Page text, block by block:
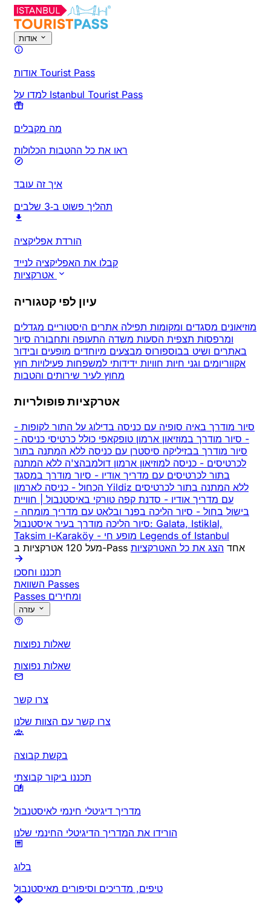
אודות
אודות Tourist Pass
למדו על Istanbul Tourist Pass
מה מקבלים
ראו את כל ההטבות הכלולות
איך זה עובד
תהליך פשוט ב‑3 שלבים
הורדת אפליקציה
קבלו את האפליקציה לנייד
אטרקציות
עיון לפי קטגוריה
מוזיאונים מסגדים ומקומות תפילה אתרים היסטוריים מגדלים
ומרפסות תצפית הסעות משדה התעופה ותחבורה סיור
באתרים ושיט בבוספורוס מבצעים מיוחדים מופעים ובידור
אקווריומים וגני חיות חוויות ידידותי למשפחות פעילויות חוץ
מחוץ לעיר שירותים והטבות
אטרקציות פופולריות
- סיור מודרך באיה סופיה עם כניסה בדילוג על התור לקופות
- סיור מודרך במוזיאון ארמון טופקאפי כולל כרטיסי כניסה -
סיור מודרך בבזיליקה סיסטרן עם כניסה ללא המתנה בתור
לכרטיסים - כניסה למוזיאון ארמון דולמבהצ'ה ללא המתנה
בתור לכרטיסים עם מדריך אודיו - סיור מודרך במסגד
הכחול - כניסה לארמון Yildiz ללא המתנה בתור לכרטיסים
עם מדריך אודיו - סדנת קפה טורקי באיסטנבול | חוויית
בישול בחול - סיור הליכה בפנר ובלאט עם מדריך מומחה -
סיור הליכה מודרך בעיר איסטנבול: Galata, Istiklal,
Taksim ו-Karaköy -
מופע חי Legends of Istanbul
מעל 120 אטרקציות ב-Pass אחד הצג את כל האטרקציות
תכננו וחסכו
השוואת Passes
Passes ומחירים
עזרה
שאלות נפוצות
שאלות נפוצות
צרו קשר
צרו קשר עם הצוות שלנו
בקשת קבוצה
תכננו ביקור קבוצתי
מדריך דיגיטלי חינמי לאיסטנבול
הורידו את המדריך הדיגיטלי החינמי שלנו
בלוג
טיפים, מדריכים וסיפורים מאיסטנבול